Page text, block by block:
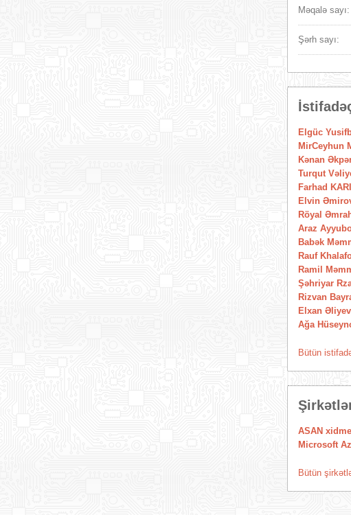
Məqalə sayı:
Şərh sayı:
Elgüc
MirCeyhun
Kənan
Turqut
Farhad
Elvin
Röyal
Araz
Babək
Rauf
Ramil
Şəhriyar
Rizvan
Elxan Əliyev
Ağa
Bütün
Microsoft
Bütün